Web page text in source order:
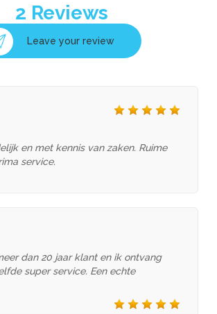
FACE A FACE
2 Reviews
Leave your review
en met kennis van zaken. Ruime
service.
dan 20 jaar klant en ik ontvang
super service. Een echte